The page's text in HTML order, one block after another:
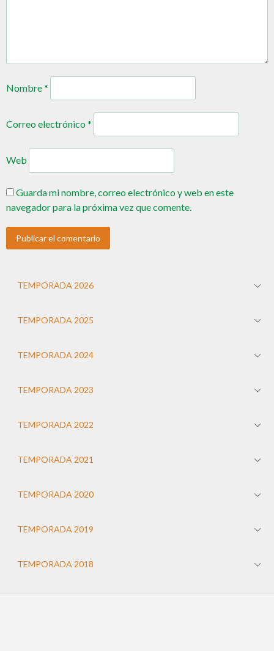
Nombre*
Correo electrónico*
Web
Guarda mi nombre, correo electrónico y web en este
navegador para la próxima vez que comente.
TEMPORADA 2026
TEMPORADA 2025
TEMPORADA 2024
TEMPORADA 2023
TEMPORADA 2022
TEMPORADA 2021
TEMPORADA 2020
TEMPORADA 2019
TEMPORADA 2018